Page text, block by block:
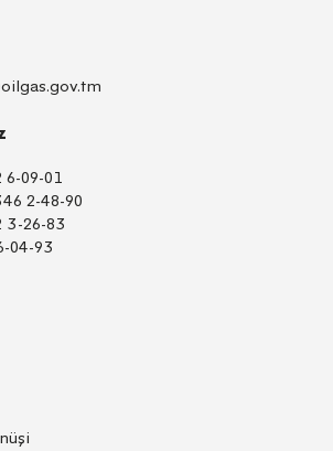
6-09-01
2-48-90
3-26-83
04-93